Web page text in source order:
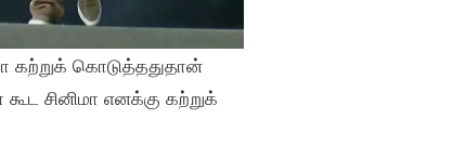
கற்றுக் கொடுத்ததுதான்
சினிமா எனக்கு கற்றுக்